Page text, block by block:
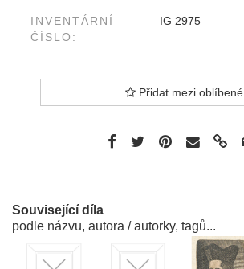
INVENTÁRNÍ
ČÍSLO:
IG 2975
Přidat mezi oblíbené
Související díla
podle názvu, autora / autorky, tagů...